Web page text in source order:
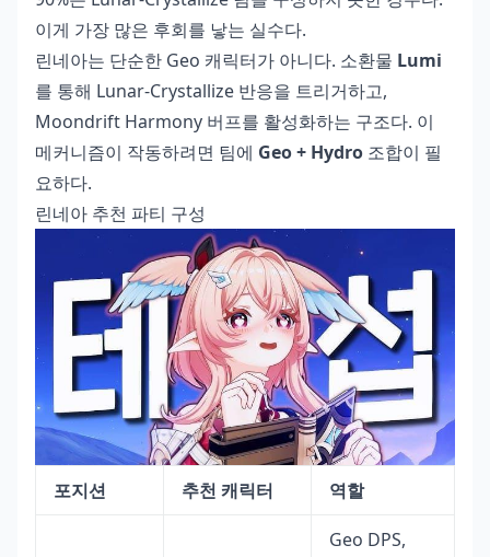
이게 가장 많은 후회를 낳는 실수다.
린네아는 단순한 Geo 캐릭터가 아니다. 소환물 Lumi
를 통해 Lunar-Crystallize 반응을 트리거하고,
Moondrift Harmony 버프를 활성화하는 구조다. 이
메커니즘이 작동하려면 팀에 Geo + Hydro 조합이 필
요하다.
린네아 추천 파티 구성
포지션 추천 캐릭터 역할
Geo DPS,